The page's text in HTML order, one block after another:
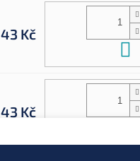
43 Kč
43 Kč